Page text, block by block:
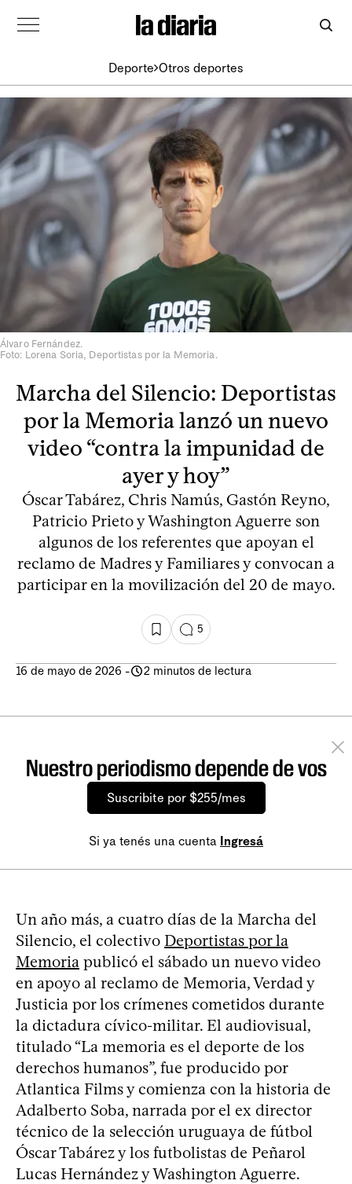
Deporte Otros deportes
Álvaro Fernández.
Foto: Lorena Soria, Deportistas por la Memoria.
Marcha del Silencio: Deportistas
por la Memoria lanzó un nuevo
video “contra la impunidad de
ayer y hoy”
Óscar Tabárez, Chris Namús, Gastón Reyno,
Patricio Prieto y Washington Aguerre son
algunos de los referentes que apoyan el
reclamo de Madres y Familiares y convocan a
participar en la movilización del 20 de mayo.
5
16 de mayo de 2026 - 2 minutos de lectura
Nuestro periodismo depende de vos
Suscribite por $255/mes
Si ya tenés una cuenta Ingresá
Un año más, a cuatro días de la Marcha del
Silencio, el colectivo Deportistas por la
Memoria publicó el sábado un nuevo video
en apoyo al reclamo de Memoria, Verdad y
Justicia por los crímenes cometidos durante
la dictadura cívico-militar. El audiovisual,
titulado “La memoria es el deporte de los
derechos humanos”, fue producido por
Atlantica Films y comienza con la historia de
Adalberto Soba, narrada por el ex director
técnico de la selección uruguaya de fútbol
Óscar Tabárez y los futbolistas de Peñarol
Lucas Hernández y Washington Aguerre.